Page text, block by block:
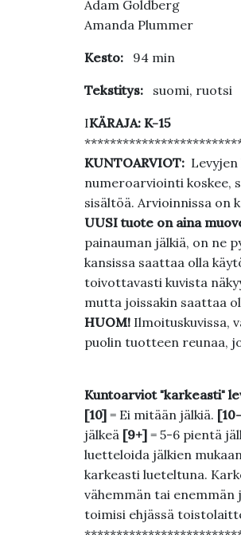
Adam Goldberg
Amanda Plummer
Kesto: 94 min
Tekstitys: suomi, ruotsi
IKÄRAJA: K-15
KUNTOARVIOT:
numeroarviointi koskee,
sisältöä. Arvioinnissa on
UUSI tuote on aina
painauman jälkiä, on ne
kansissa saattaa olla
toivottavasti kuvista
mutta joissakin saattaa
HUOM!Ilmoituskuvissa,
puolin tuotteen reunaa,
Kuntoarviot "karkeasti"
[10]= Ei mitään jälkiä.
jälkeä [9+]= 5-6 pientä
luetteloida jälkien
karkeasti lueteltuna.
vähemmän tai enemmän
toimisi ehjässä